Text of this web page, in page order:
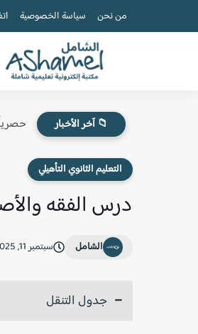
من نحن سياسة الخصوصية
📁 آخر الأخبار
التعليم الثانوي التأهيلي
درس الفقه
الشامل سبتمبر 11, 2025
جدول التنقل